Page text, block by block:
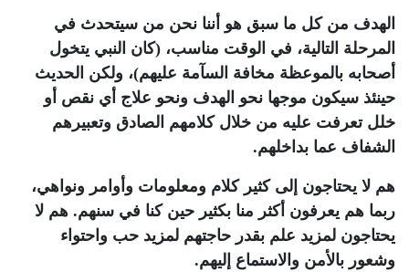
الهدف من كل ما سبق هو أننا نحن من سيتحدث في
المرحلة التالية، في الوقت مناسب، (كان النبي يتخول
أصحابه بالموعظة مخافة السآمة عليهم)، ولكن الحديث
حينئذ سيكون موجها نحو الهدف ونحو علاج أي نقص أو
خلل تعرفت عليه من خلال كلامهم الصادق وتعبيرهم
الشفاف عما بداخلهم.
هم لا يحتاجون إلى كثير كلام ومعلومات وأوامر ونواهي،
ربما هم يعرفون أكثر منا بكثير حين كنا في سنهم. هم لا
يحتاجون لمزيد علم بقدر حاجتهم لمزيد حب واحتواء
وشعور بالأمن والاستماع إليهم.